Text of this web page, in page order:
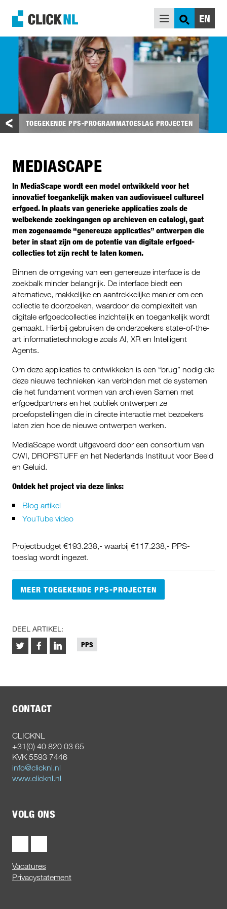
ONDERSTEUNING
INSPIRATIE
WIE ZIJN WIJ
VERDIEPING
ZOEK
EN
TOEGEKENDE PPS-PROGRAMMATOESLAG PROJECTEN
MEDIASCAPE
In MediaScape wordt een model ontwikkeld voor het
innovatief toegankelijk maken van audiovisueel cultureel
erfgoed. In plaats van generieke applicaties zoals de
welbekende zoekingangen op archieven en catalogi, gaat
men zogenaamde “genereuze applicaties” ontwerpen die
beter in staat zijn om de potentie van digitale erfgoed-
collecties tot zijn recht te laten komen.
Binnen de omgeving van een genereuze interface is de
zoekbalk minder belangrijk. De interface biedt een
alternatieve, makkelijke en aantrekkelijke manier om een
collectie te doorzoeken, waardoor de complexiteit van
digitale erfgoedcollecties inzichtelijk en toegankelijk wordt
gemaakt. Hierbij gebruiken de onderzoekers state-of-the-
art informatietechnologie zoals AI, XR en Intelligent
Agents.
Om deze applicaties te ontwikkelen is een “brug” nodig die
deze nieuwe technieken kan verbinden met de systemen
die het fundament vormen van archieven Samen met
erfgoedpartners en het publiek ontwerpen ze
proefopstellingen die in directe interactie met bezoekers
laten zien hoe de nieuwe ontwerpen werken.
MediaScape wordt uitgevoerd door een consortium van
CWI, DROPSTUFF en het Nederlands Instituut voor Beeld
en Geluid.
Ontdek het project via deze links:
Blog artikel
YouTube video
Projectbudget €193.238,- waarbij €117.238,- PPS-
toeslag wordt ingezet.
MEER TOEGEKENDE PPS-PROJECTEN
DEEL ARTIKEL:
PPS
CONTACT
CLICKNL
+31(0) 40 820 03 65
KVK 5593 7446
info@clicknl.nl
www.clicknl.nl
VOLG ONS
Vacatures
Privacystatement